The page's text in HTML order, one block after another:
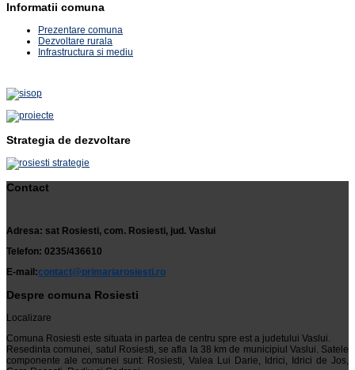
Informatii comuna
Prezentare comuna
Dezvoltare rurala
Infrastructura si mediu
Strategia de dezvoltare
Contact
Adresa: sat Rosiesti, com. Rosiesti, jud. Vaslui
Telefon: 0235/436610
E-mail:contact@primariarosiesti.ro
Despre comuna Rosiesti
Localizare
Comuna Rosiesti este situata in partea de centru spre est a judetului Vaslui.
Resedinta comunei, satul Rosiesti, se afla la 38 km de municipiul Vaslui. Satele
componente ale comunei sunt: Rosiesti, Valea Lui Darie, Idrici, Idrici de Jos,